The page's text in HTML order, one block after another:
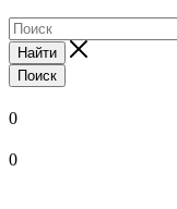
Найти
Поиск
0
0